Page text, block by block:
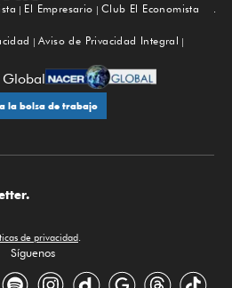
Subir
El Empresario
Club El Economista
Aviso de Privacidad Integral
la bolsa de trabajo
de privacidad.
Síguenos